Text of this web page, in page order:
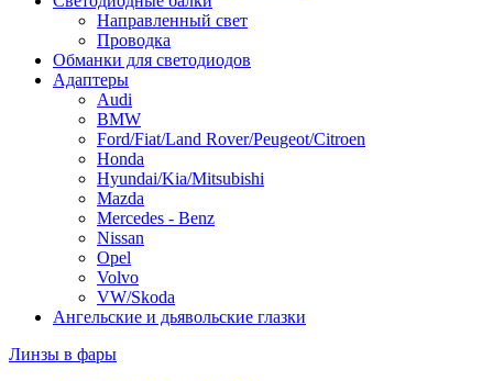
Направленный свет
Проводка
Обманки для светодиодов
Адаптеры
Audi
BMW
Ford/Fiat/Land Rover/Peugeot/Citroen
Honda
Hyundai/Kia/Mitsubishi
Mazda
Mercedes - Benz
Nissan
Opel
Volvo
VW/Skoda
Ангельские и дьявольские глазки
Линзы в фары